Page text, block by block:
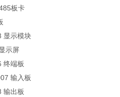
板卡
显示模块
示屏
终端板
输入板
输出板